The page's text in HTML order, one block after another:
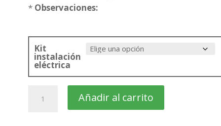
* Observaciones:
Kit
instalación
eléctrica
Explorer
Añadir al carrito